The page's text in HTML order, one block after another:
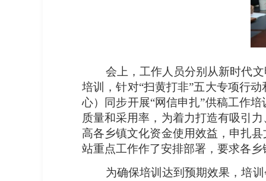
会上，工作人员分别从新时代文
培训，针对“扫黄打非”五大专项行
心）同步开展“网信申扎”供稿工作
质量和采用率，为着力打造有吸引
高各乡镇文化资金使用效益，申扎
站重点工作作了安排部署，要求各
为确保培训达到预期效果，培训